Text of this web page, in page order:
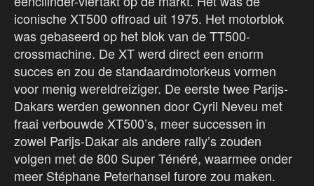
iconische XT500 offroad uit 1975. Het motorblok
was gebaseerd op het blok van de TT500-
crossmachine. De XT werd direct een enorm
succes en zou de standaardmotorkeus vormen
voor menig wereldreiziger. De eerste twee Parijs-
Dakars werden gewonnen door Cyril Neveu met
fraai verbouwde XT500’s, meer successen in
zowel Parijs-Dakar als andere rally’s zouden
volgen met de 800 Super Ténéré, waarmee onder
meer Stéphane Peterhansel furore zou maken.